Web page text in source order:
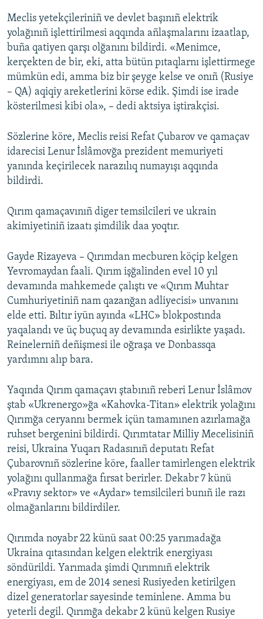
Meclis yetekçileriniñ ve devlet başınıñ elektrik
yolağınıñ işlettirilmesi aqqında añlaşmalarını izaatlap,
buña qatiyen qarşı olğanını bildirdi. «Menimce,
kerçekten de bir, eki, atta bütün pıtaqlarnı işlettirmege
mümkün edi, amma biz bir şeyge kelse ve onıñ (Rusiye
– QA) aqiqiy areketlerini körse edik. Şimdi ise irade
kösterilmesi kibi ola», – dedi aktsiya iştirakçisi.
Sözlerine köre, Meclis reisi Refat Çubarov ve qamaçav
idarecisi Lenur İslâmovğa prezident memuriyeti
yanında keçirilecek narazılıq numayışı aqqında
bildirdi.
Qırım qamaçavınıñ diger temsilcileri ve ukrain
akimiyetiniñ izaatı şimdilik daa yoqtır.
Gayde Rizayeva – Qırımdan mecburen köçip kelgen
Yevromaydan faali. Qırım işğalinden evel 10 yıl
devamında mahkemede çalıştı ve «Qırım Muhtar
Cumhuriyetiniñ nam qazanğan adliyecisi» unvanını
elde etti. Bıltır iyün ayında «LHC» blokpostında
yaqalandı ve üç buçuq ay devamında esirlikte yaşadı.
Reinelerniñ deñişmesi ile oğraşa ve Donbassqa
yardımnı alıp bara.
Yaqında Qırım qamaçavı ştabınıñ reberi Lenur İslâmov
ştab «Ukrenergo»ğa «Kahovka-Titan» elektrik yolağını
Qırımğa ceryannı bermek içün tamamınen azırlamağa
ruhset bergenini bildirdi. Qırımtatar Milliy Mecelisiniñ
reisi, Ukraina Yuqarı Radasınıñ deputatı Refat
Çubarovnıñ sözlerine köre, faaller tamirlengen elektrik
yolağını qullanmağa fırsat berirler. Dekabr 7 künü
«Pravıy sektor» ve «Aydar» temsilcileri bunıñ ile razı
olmağanlarını bildirdiler.
Qırımda noyabr 22 künü saat 00:25 yarımadağa
Ukraina qıtasından kelgen elektrik energiyası
söndürildi. Yarımada şimdi Qırımnıñ elektrik
energiyası, em de 2014 senesi Rusiyeden ketirilgen
dizel generatorlar sayesinde teminlene. Amma bu
yeterli degil. Qırımğa dekabr 2 künü kelgen Rusiye